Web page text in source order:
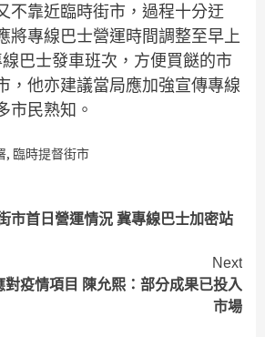
不靠近臨時街市，過程十分迂
將專線巴士營運時間調整至早上
巴士發車班次，方便買餸的市
，他亦建議當局應加強宣傳專線
市民熟知。
, 臨時提督街市
市首日營運情況 冀專線巴士加密站
Next
對疫情項目 陳允熙：部分成果已投入
市場